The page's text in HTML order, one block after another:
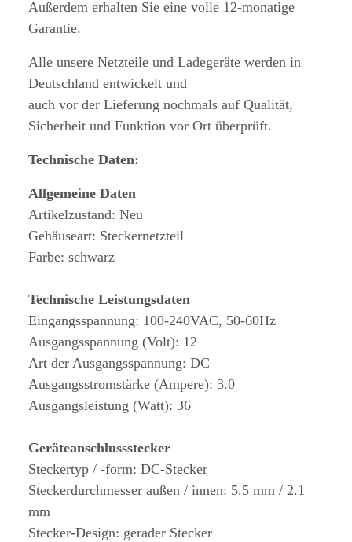
Außerdem erhalten Sie eine volle 12-monatige
Garantie.
Alle unsere Netzteile und Ladegeräte werden in
Deutschland entwickelt und
auch vor der Lieferung nochmals auf Qualität,
Sicherheit und Funktion vor Ort überprüft.
Technische Daten:
Allgemeine Daten
Artikelzustand: Neu
Gehäuseart: Steckernetzteil
Farbe: schwarz
Technische Leistungsdaten
Eingangsspannung: 100-240VAC, 50-60Hz
Ausgangsspannung (Volt): 12
Art der Ausgangsspannung: DC
Ausgangsstromstärke (Ampere): 3.0
Ausgangsleistung (Watt): 36
Geräteanschlussstecker
Steckertyp / -form: DC-Stecker
Steckerdurchmesser außen / innen: 5.5 mm / 2.1
mm
Stecker-Design: gerader Stecker